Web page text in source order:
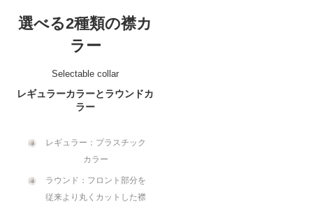
選べる2種類の襟カ
ラー
Selectable collar
レギュラーカラーとラウンドカ
ラー
レギュラー：プラスチック
カラー
ラウンド：フロント部分を
従来より丸くカットした襟